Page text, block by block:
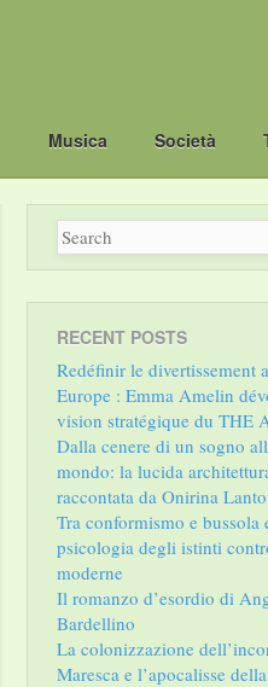
Musica Società
RECENT POSTS
Redéfinir le divertissement
Europe : Emma Amelin
vision stratégique du THE
Dalla cenere di un sogno
mondo: la lucida
raccontata da Onirina
Tra conformismo e bussola
psicologia degli istinti
moderne
Il romanzo d’esordio di
Bardellino
La colonizzazione
Maresca e l’apocalisse